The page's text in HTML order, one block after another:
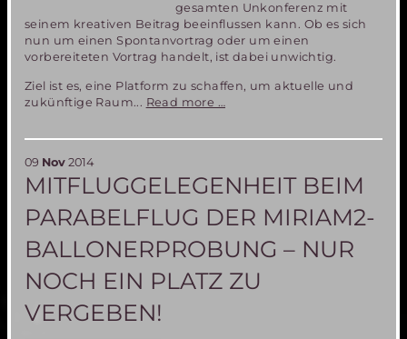
gesamten Unkonferenz mit
seinem kreativen Beitrag beeinflussen kann. Ob es sich
nun um einen Spontanvortrag oder um einen
vorbereiteten Vortrag handelt, ist dabei unwichtig.
Ziel ist es, eine Platform zu schaffen, um aktuelle und
zukünftige Raum... Read more …
09 Nov 2014
MITFLUGGELEGENHEIT BEIM
PARABELFLUG DER MIRIAM2-
BALLONERPROBUNG – NUR
NOCH EIN PLATZ ZU
VERGEBEN!